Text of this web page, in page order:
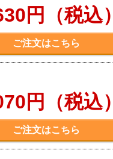
円（税込）
ご注文はこちら
円（税込）
ご注文はこちら